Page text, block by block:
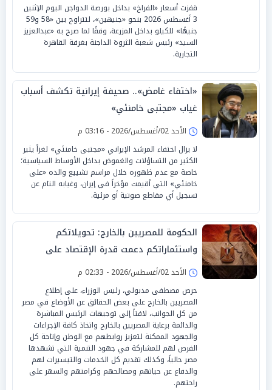
قفزت أسعار «الفراخ» بداخل بورصة الدواجن اليوم الإثنين
3 أغسطس 2026 بنحو «جنيهين»، لتتراوح بين «58 و59
جنيهًا» للكيلو بداخل المزرعة، وفقًا لما صرح به «عبدالعزيز
السيد» رئيس شعبة الثروة الداجنة بغرفة القاهرة
التجارية.
«اختفاء غامض».. صحيفة إيرانية تكشف أسباب
غياب «مجتبى خامنئي»
الأحد 02/أغسطس/2026 - 03:16 م
لا يزال اختفاء المرشد الإيراني «مجتبى خامنئي» لغزاً يثير
الكثير من التساؤلات والغموض بداخل الأوساط السياسية؛
خاصة مع عدم ظهوره خلال مراسم تشييع والده «على
خامنئي» التي أقيمت مؤخراً في إيران، وغيابه التام عن
تسجيل أي مقاطع صوتية أو مرئية.
الحكومة للمصريين بالخارج: تحويلاتكم
واستثماراتكم دعمت قدرة الإقتصاد على
الصمود
الأحد 02/أغسطس/2026 - 02:33 م
حرص مصطفى مدبولي، رئيس الوزراء، على إطلاع
المصريين بالخارج على بعض الحقائق عن الأوضاع في مصر
من كل الجوانب، لافتاً إلى توجيهات الرئيس المباشرة
والدائمة برعاية المصريين بالخارج واتخاذ كافة الإجراءات
والجهود الممكنة لتعزيز روابطهم مع الوطن وإتاحة كل
الفرص لهم للمشاركة في جهود التنمية التي تشهدها
مصر حالياً، وكذلك تقديم كل الخدمات والتيسيرات لهم
والدفاع عن حياتهم ومصالحهم وكرامتهم والسهر على
راحتهم.